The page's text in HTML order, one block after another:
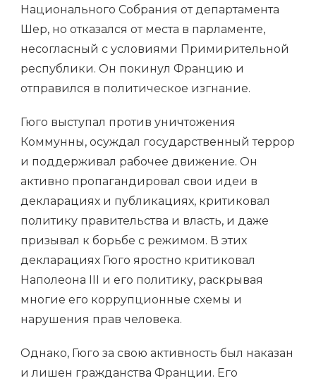
Национального Собрания от департамента
Шер, но отказался от места в парламенте,
несогласный с условиями Примирительной
республики. Он покинул Францию и
отправился в политическое изгнание.
Гюго выступал против уничтожения
Коммунны, осуждал государственный террор
и поддерживал рабочее движение. Он
активно пропагандировал свои идеи в
декларациях и публикациях, критиковал
политику правительства и власть, и даже
призывал к борьбе с режимом. В этих
декларациях Гюго яростно критиковал
Наполеона III и его политику, раскрывая
многие его коррупционные схемы и
нарушения прав человека.
Однако, Гюго за свою активность был наказан
и лишен гражданства Франции. Его